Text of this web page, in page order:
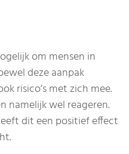
om mensen in
deze aanpak
risico’s met zich mee.
namelijk wel reageren.
dit een positief effect